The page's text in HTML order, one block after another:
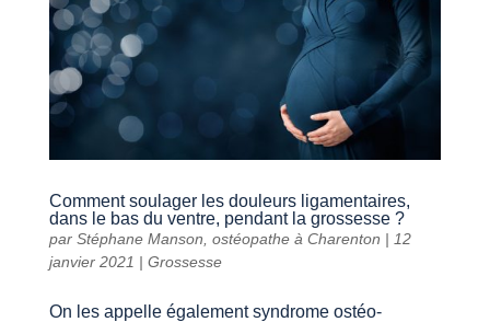
Comment soulager les douleurs ligamentaires,
dans le bas du ventre, pendant la grossesse ?
par Stéphane Manson, ostéopathe à Charenton | 12
janvier 2021 | Grossesse
On les appelle également syndrome ostéo-